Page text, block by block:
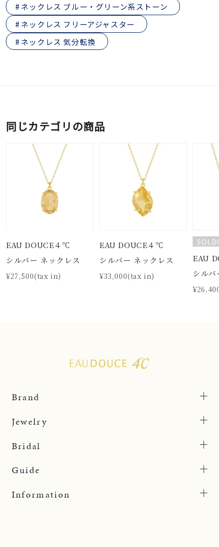
ネックレス ブルー・グリーン系ストーン
ネックレス フリーアジャスター
ネックレス 気分転換
同じカテゴリの商品
EAU DOUCE４℃
シルバー ネックレス
¥27,500(tax in)
EAU DOUCE４℃
シルバー ネックレス
¥33,000(tax in)
EAU
シル
Brand
Jewelry
Bridal
Guide
Information